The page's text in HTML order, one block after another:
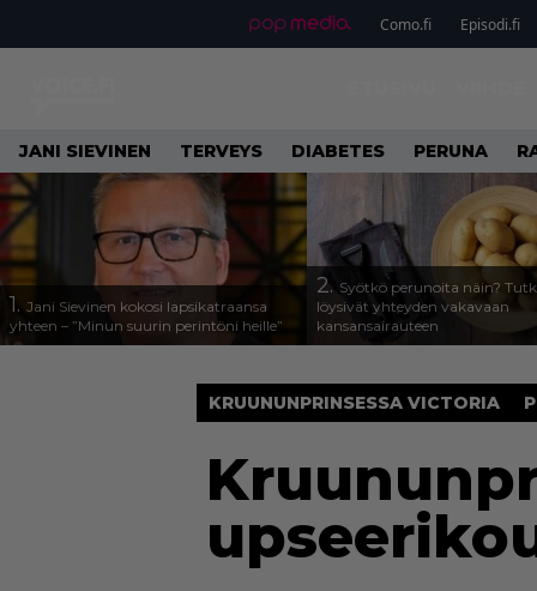
Como.fi Episodi.fi
JANI SIEVINEN TERVEYS DIABETES PERUNA
1. Jani Sievinen kokosi lapsikatraansa
yhteen – ”Minun suurin perintöni heille”
2. Syötkö perunoita näin?
löysivät yhteyden vakavaan
kansansairauteen
KRUUNUNPRINSESSA VICTORIA